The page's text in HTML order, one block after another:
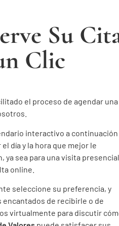
Su
Clic
el proceso de agendar una
interactivo a continuación
día y la hora que mejor le
ya sea para una visita
online.
seleccione su preferencia, y
encantados de recibirle o de
virtualmente para discutir